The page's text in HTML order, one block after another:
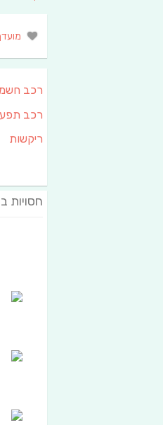
רכב
רכב
ריקשות
חסויות